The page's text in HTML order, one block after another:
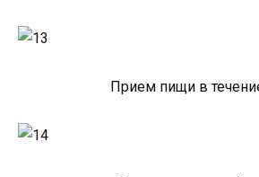
Прием пищи в